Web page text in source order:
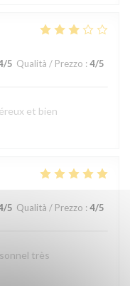
/5 Qualità / Prezzo : 4/5
et bien
/5 Qualità / Prezzo : 4/5
très